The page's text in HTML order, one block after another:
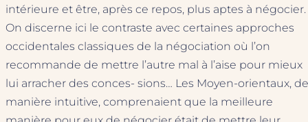
intérieure et être, après ce repos, plus aptes à négocier.
On discerne ici le contraste avec certaines approches
occidentales classiques de la négociation où l’on
recommande de mettre l’autre mal à l’aise pour mieux
lui arracher des conces- sions… Les Moyen-orientaux, de
manière intuitive, comprenaient que la meilleure